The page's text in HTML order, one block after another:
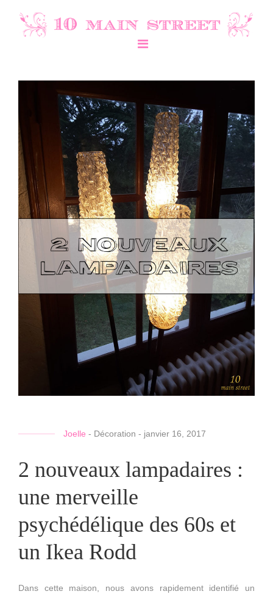
Joelle - Décoration - janvier 16, 2017
2 nouveaux lampadaires :
une merveille
psychédélique des 60s et
un Ikea Rodd
Dans cette maison, nous avons rapidement identifié un